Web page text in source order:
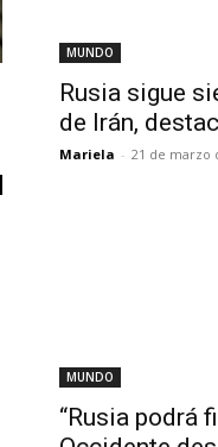
MUNDO
Rusia sigue
de Irán,
Mariela - 21 de marzo
MUNDO
“Rusia podrá